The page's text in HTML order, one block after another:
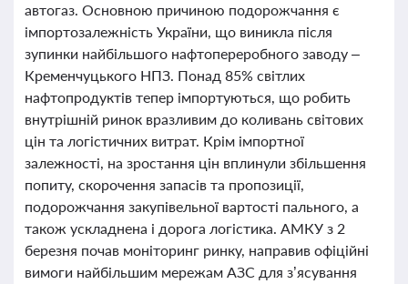
автогаз. Основною причиною подорожчання є
імпортозалежність України, що виникла після
зупинки найбільшого нафтопереробного заводу –
Кременчуцького НПЗ. Понад 85% світлих
нафтопродуктів тепер імпортуються, що робить
внутрішній ринок вразливим до коливань світових
цін та логістичних витрат. Крім імпортної
залежності, на зростання цін вплинули збільшення
попиту, скорочення запасів та пропозиції,
подорожчання закупівельної вартості пального, а
також ускладнена і дорога логістика. АМКУ з 2
березня почав моніторинг ринку, направив офіційні
вимоги найбільшим мережам АЗС для з’ясування